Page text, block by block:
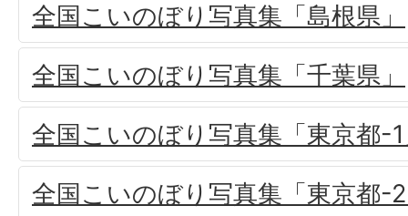
全国こいのぼり写真集「島根県」
全国こいのぼり写真集「千葉県」
全国こいのぼり写真集「東京都-
全国こいのぼり写真集「東京都-